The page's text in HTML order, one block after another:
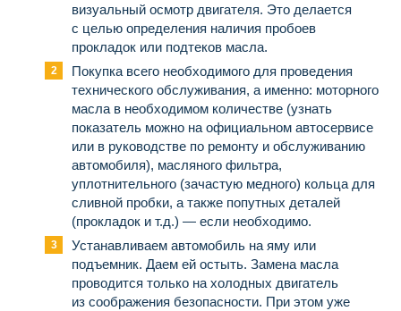
визуальный осмотр двигателя. Это делается
с целью определения наличия пробоев
прокладок или подтеков масла.
Покупка всего необходимого для проведения
технического обслуживания, а именно: моторного
масла в необходимом количестве (узнать
показатель можно на официальном автосервисе
или в руководстве по ремонту и обслуживанию
автомобиля), масляного фильтра,
уплотнительного (зачастую медного) кольца для
сливной пробки, а также попутных деталей
(прокладок и т.д.) — если необходимо.
Устанавливаем автомобиль на яму или
подъемник. Даем ей остыть. Замена масла
проводится только на холодных двигатель
из соображения безопасности. При этом уже